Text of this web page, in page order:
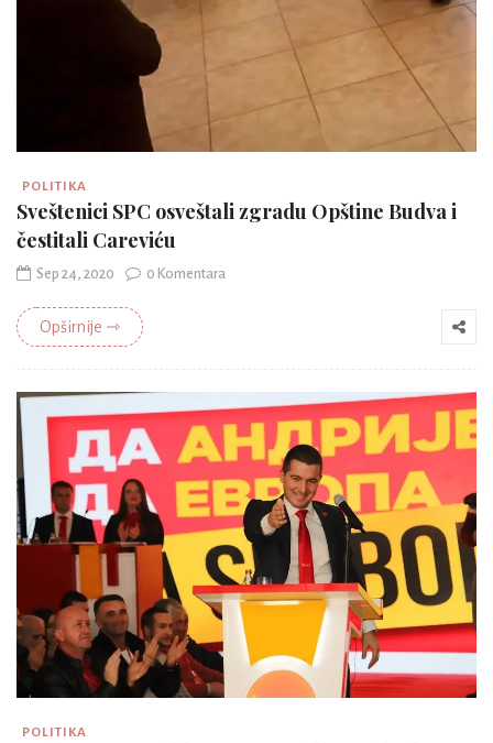
POLITIKA
Sveštenici SPC osveštali zgradu Opštine Budva i
čestitali Careviću
Sep 24, 2020 0 Komentara
Opširnije ⇾
POLITIKA